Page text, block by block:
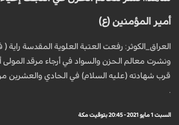
أمير المؤمنين (ع)
العراق_الكوثر: رفعت العتبة العلوية المقدسة راية
ونشرت معالم الحزن والسواد في أرجاء مرقد المولى
قرب شهادته (عليه السلام) في الحادي والعشرين
السبت 1 مايو 2021 - 20:45 بتوقيت مكة